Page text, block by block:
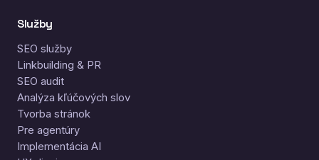
Služby
SEO služby
Linkbuilding & PR
SEO audit
Analýza kľúčových slov
Tvorba stránok
Pre agentúry
Implementácia AI